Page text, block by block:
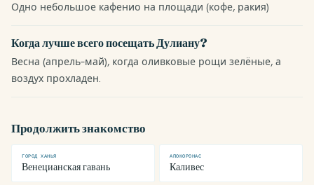
Одно небольшое кафенио на площади (кофе, ракия)
Когда лучше всего посещать Дулиану?
Весна (апрель–май), когда оливковые рощи зелёные, а
воздух прохладен.
Продолжить знакомство
ГОРОД ХАНЬЯ
Венецианская гавань
АПОКОРОНАС
Каливес